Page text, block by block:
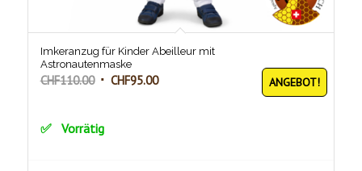
Imkeranzug für Kinder Abeilleur mit
Astronautenmaske
CHF110.00 Ursprünglicher
CHF110.00
CHF95.00Aktueller
ANGEBOT!
Vorrätig